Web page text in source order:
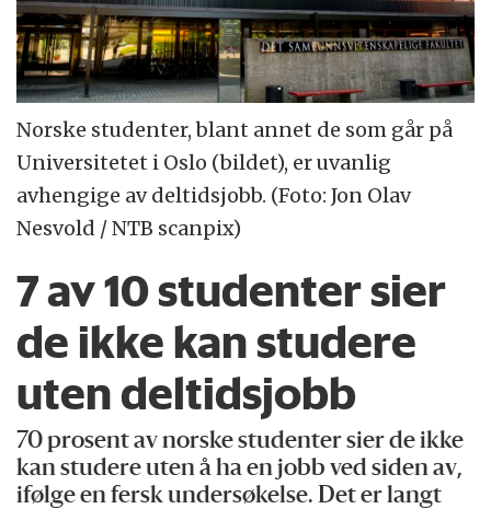
Norske studenter, blant annet de som går på
Universitetet i Oslo (bildet), er uvanlig
avhengige av deltidsjobb. (Foto: Jon Olav
Nesvold / NTB scanpix)
7 av 10 studenter sier
de ikke kan studere
uten deltidsjobb
70 prosent av norske studenter sier de ikke
kan studere uten å ha en jobb ved siden av,
ifølge en fersk undersøkelse. Det er langt